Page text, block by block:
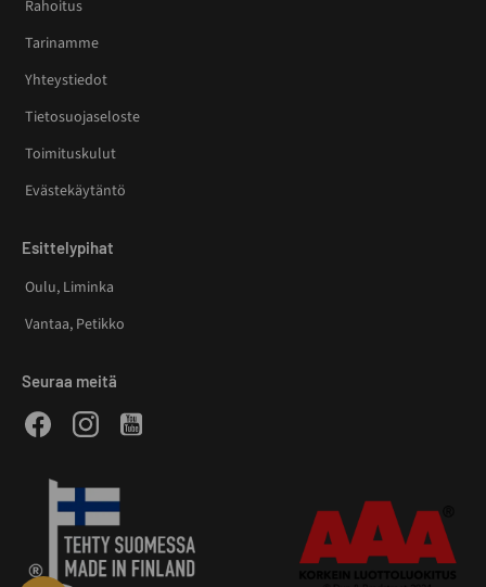
Rahoitus
Tarinamme
Yhteystiedot
Tietosuojaseloste
Toimituskulut
Evästekäytäntö
Esittelypihat
Oulu, Liminka
Vantaa, Petikko
Seuraa meitä
FacebookInstagramYoutube